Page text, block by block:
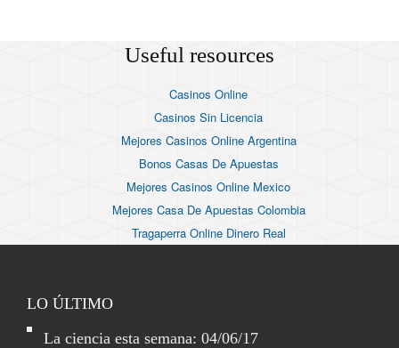
Useful resources
Casinos Online
Casinos Sin Licencia
Mejores Casinos Online Argentina
Bonos Casas De Apuestas
Mejores Casinos Online Mexico
Mejores Casa De Apuestas Colombia
Tragaperra Online Dinero Real
LO ÚLTIMO
La ciencia esta semana: 04/06/17